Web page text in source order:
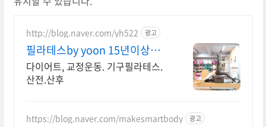
http://blog.naver.com/yh522 광고
필라테스by yoon 15년이상티
칭경력 원장직강
다이어트, 교정운동. 기구필라테스.
산전.산후
https://blog.naver.com/makesmartbody 광고